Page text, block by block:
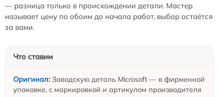
— разница только в происхождении детали. Мастер
называет цену по обоим до начала работ, выбор остаётся
за вами.
Что ставим
Заводскую деталь Microsoft — в фирменной
упаковке, с маркировкой и артикулом производителя